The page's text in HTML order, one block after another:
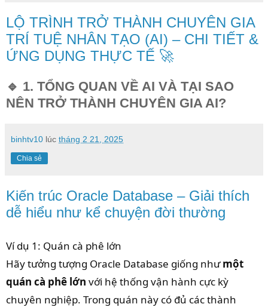
LỘ TRÌNH TRỞ THÀNH CHUYÊN GIA
TRÍ TUỆ NHÂN TẠO (AI) – CHI TIẾT &
ỨNG DỤNG THỰC TẾ 🚀
🔹 1. TỔNG QUAN VỀ AI VÀ TẠI SAO
NÊN TRỞ THÀNH CHUYÊN GIA AI?
binhtv10 lúc tháng 2 21, 2025
Chia sẻ
Kiến trúc Oracle Database – Giải thích
dễ hiểu như kể chuyện đời thường
Ví dụ 1: Quán cà phê lớn
Hãy tưởng tượng Oracle Database giống nhưmột
quán cà phê lớn với hệ thống vận hành cực kỳ
chuyên nghiệp. Trong quán này có đủ các thành